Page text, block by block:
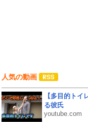
人気の動画
【多目的トイ
る彼氏
youtube.com